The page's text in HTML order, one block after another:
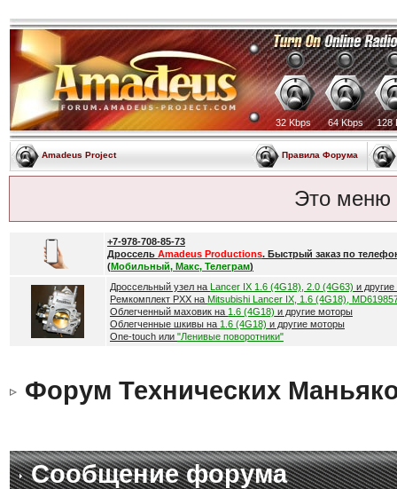
32 Kbps 64 Kbps 128
Amadeus Project Правила Форума
Это меню
+7-978-708-85-73
Дроссель Amadeus Productions. Быстрый заказ по
(Мобильный, Макс, Телеграм)
Дроссельный узел на Lancer IX 1.6 (4G18), 2.0 (4G63) и
Ремкомплект РХХ на Mitsubishi Lancer IX, 1.6 (4G18),
Облегченный маховик на 1.6 (4G18) и другие моторы
Облегченные шкивы на 1.6 (4G18) и другие моторы
One-touch или "Ленивые поворотники"
Форум Технических
Сообщение форума